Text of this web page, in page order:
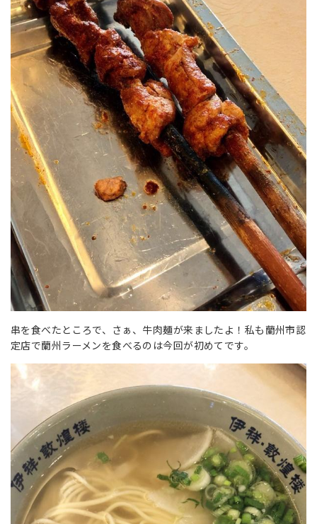
串を食べたところで、さぁ、牛肉麺が来ましたよ！私も蘭州市認
定店で蘭州ラーメンを食べるのは今回が初めてです。